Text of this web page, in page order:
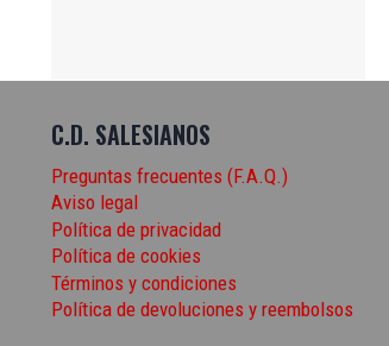
C.D. SALESIANOS
Preguntas frecuentes (F.A.Q.)
Aviso legal
Política de privacidad
Política de cookies
Términos y condiciones
Política de devoluciones y reembolsos